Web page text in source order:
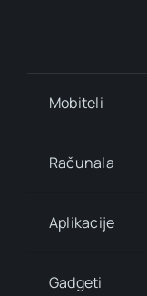
Mobiteli
Računala
Aplikacije
Gadgeti